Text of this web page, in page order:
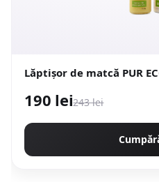
Lăptişor de matcă PUR
190 lei243 lei